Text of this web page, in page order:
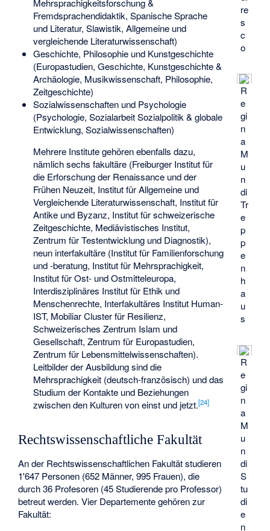
re
s
c
o
R
e
gi
n
a
M
u
n
di
Tr
e
p
p
e
n
h
a
u
s
R
e
gi
n
a
M
u
n
di
S
tu
di
e
n
Fremdsprachendidaktik, Spanische Sprache
und Literatur, Slawistik, Allgemeine und
vergleichende Literaturwissenschaft)
Geschichte, Philosophie und Kunstgeschichte
(Europastudien, Geschichte, Kunstgeschichte &
Archäologie, Musikwissenschaft, Philosophie,
Zeitgeschichte)
Sozialwissenschaften und Psychologie
(Psychologie, Sozialarbeit Sozialpolitik & globale
Entwicklung, Sozialwissenschaften)
Mehrere Institute gehören ebenfalls dazu,
nämlich sechs fakultäre (Freiburger Institut für
die Erforschung der Renaissance und der
Frühen Neuzeit, Institut für Allgemeine und
Vergleichende Literaturwissenschaft, Institut für
Antike und Byzanz, Institut für schweizerische
Zeitgeschichte, Mediävistisches Institut,
Zentrum für Testentwicklung und Diagnostik),
neun interfakultäre (Institut für Familienforschung
und -beratung, Institut für Mehrsprachigkeit,
Institut für Ost- und Ostmitteleuropa,
Interdisziplinäres Institut für Ethik und
Menschenrechte, Interfakultäres Institut Human-
IST, Mobiliar Cluster für Resilienz,
Schweizerisches Zentrum Islam und
Gesellschaft, Zentrum für Europastudien,
Zentrum für Lebensmittelwissenschaften).
Leitbilder der Ausbildung sind die
Mehrsprachigkeit (deutsch-französisch) und das
Studium der Kontakte und Beziehungen
zwischen den Kulturen von einst und jetzt.[24]
Rechtswissenschaftliche Fakultät
An der Rechtswissenschaftlichen Fakultät studieren
1'647 Personen (652 Männer, 995 Frauen), die
durch 36 Profesoren (45 Studierende pro Professor)
betreut werden. Vier Departemente gehören zur
Fakultät: